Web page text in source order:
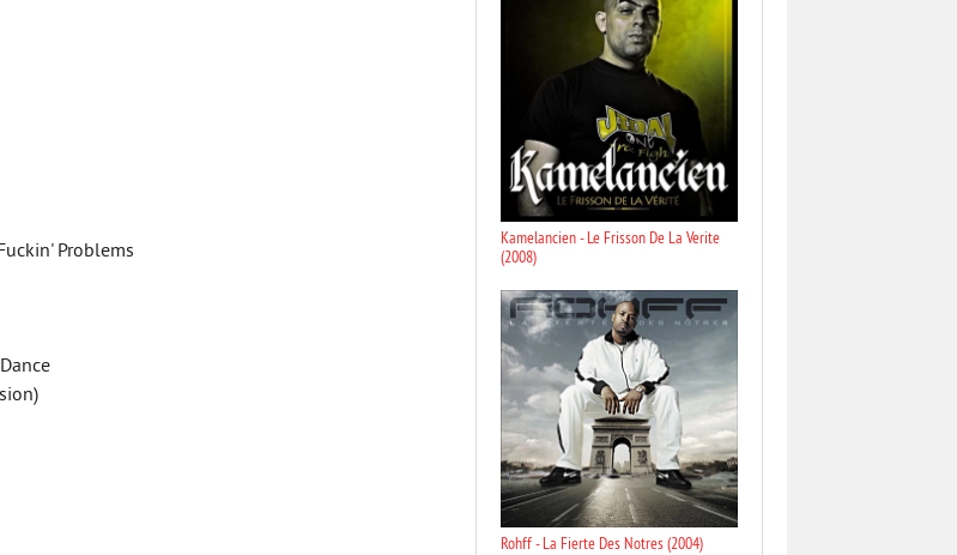
Problems
Kamelancien - Le Frisson De La Verite
(2008)
Rohff - La Fierte Des Notres (2004)